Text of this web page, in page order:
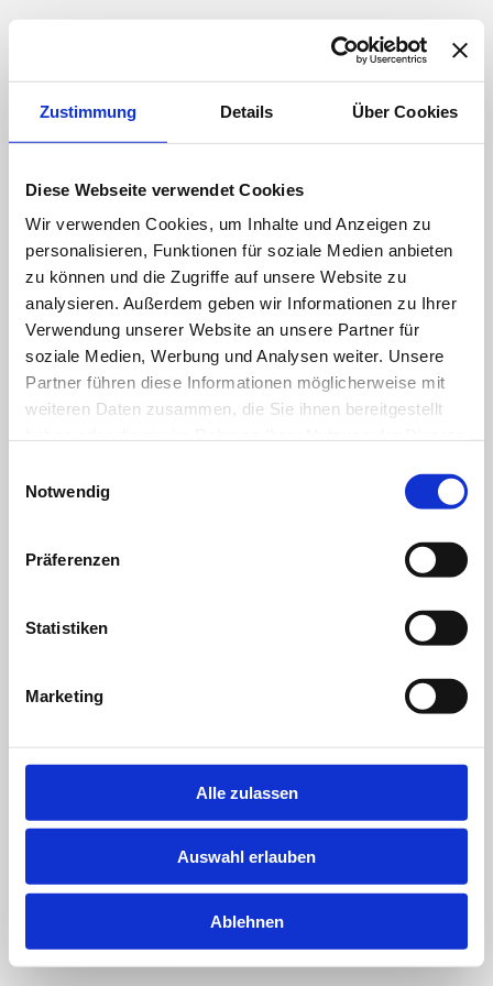
Zustimmung Details Über Cookies
Diese Webseite verwendet Cookies
Wir verwenden Cookies, um Inhalte und Anzeigen zu
personalisieren, Funktionen für soziale Medien anbieten
zu können und die Zugriffe auf unsere Website zu
analysieren. Außerdem geben wir Informationen zu Ihrer
Verwendung unserer Website an unsere Partner für
soziale Medien, Werbung und Analysen weiter. Unsere
Partner führen diese Informationen möglicherweise mit
weiteren Daten zusammen, die Sie ihnen bereitgestellt
Notwendig
Präferenzen
Statistiken
Marketing
Alle zulassen
Auswahl erlauben
Ablehnen
UNTERNEHMEN
LEISTUNGEN
JOBS
IMPRESSUM
DATENSCHUTZ
DE